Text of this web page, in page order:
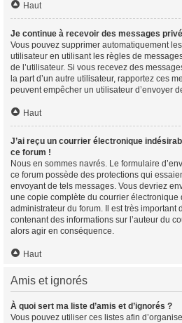
Haut
Je continue à recevoir des messages
Vous pouvez supprimer automatiquement
utilisateur en utilisant les règles de
de l’utilisateur. Si vous recevez des
la part d’un autre utilisateur, rapportez ces
peuvent empêcher un utilisateur d’envoyer
Haut
J’ai reçu un courrier électronique
ce forum !
Nous en sommes navrés. Le formulaire
ce forum possède des protections qui
envoyant de tels messages. Vous devriez
une copie complète du courrier électronique
administrateur du forum. Il est très important
contenant des informations sur l’auteur du
alors agir en conséquence.
Haut
Amis et ignorés
À quoi sert ma liste d’amis et d’ignorés ?
Vous pouvez utiliser ces listes afin